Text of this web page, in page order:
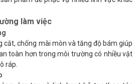
làm việc
cắt, chống mài mòn và tăng độ bám giúp
toàn hơn trong môi trường có nhiều vật
ráp.